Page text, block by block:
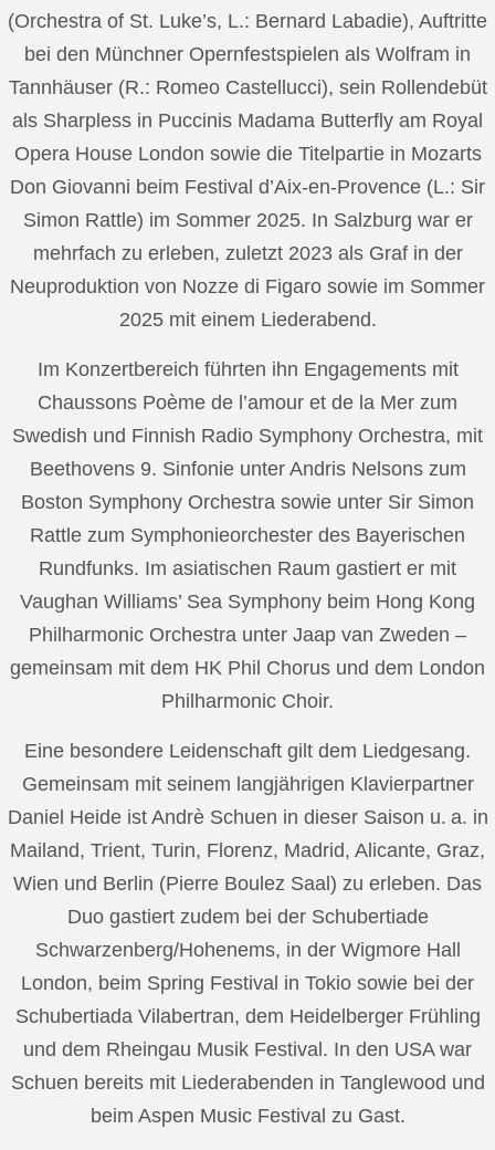
(Orchestra of St. Luke’s, L.: Bernard Labadie), Auftritte
bei den Münchner Opernfestspielen als Wolfram in
Tannhäuser (R.: Romeo Castellucci), sein Rollendebüt
als Sharpless in Puccinis Madama Butterfly am Royal
Opera House London sowie die Titelpartie in Mozarts
Don Giovanni beim Festival d’Aix-en-Provence (L.: Sir
Simon Rattle) im Sommer 2025. In Salzburg war er
mehrfach zu erleben, zuletzt 2023 als Graf in der
Neuproduktion von Nozze di Figaro sowie im Sommer
2025 mit einem Liederabend.
Im Konzertbereich führten ihn Engagements mit
Chaussons Poème de l’amour et de la Mer zum
Swedish und Finnish Radio Symphony Orchestra, mit
Beethovens 9. Sinfonie unter Andris Nelsons zum
Boston Symphony Orchestra sowie unter Sir Simon
Rattle zum Symphonieorchester des Bayerischen
Rundfunks. Im asiatischen Raum gastiert er mit
Vaughan Williams’ Sea Symphony beim Hong Kong
Philharmonic Orchestra unter Jaap van Zweden –
gemeinsam mit dem HK Phil Chorus und dem London
Philharmonic Choir.
Eine besondere Leidenschaft gilt dem Liedgesang.
Gemeinsam mit seinem langjährigen Klavierpartner
Daniel Heide ist Andrè Schuen in dieser Saison u. a. in
Mailand, Trient, Turin, Florenz, Madrid, Alicante, Graz,
Wien und Berlin (Pierre Boulez Saal) zu erleben. Das
Duo gastiert zudem bei der Schubertiade
Schwarzenberg/Hohenems, in der Wigmore Hall
London, beim Spring Festival in Tokio sowie bei der
Schubertiada Vilabertran, dem Heidelberger Frühling
und dem Rheingau Musik Festival. In den USA war
Schuen bereits mit Liederabenden in Tanglewood und
beim Aspen Music Festival zu Gast.